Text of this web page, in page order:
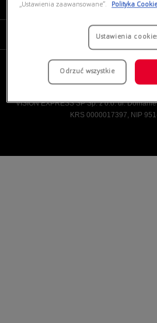
PRODUKTY I USŁUGI
VISION EXPRESS SP Sp. z o.o. ul.
KRS 0000017397, NIP
„Ustawienia zaawansowane”.
Polityka
Ustawienia
Odrzuć wszystkie